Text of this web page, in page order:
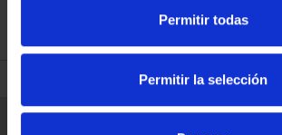
Permitir todas
Permitir la selección
REFINAR